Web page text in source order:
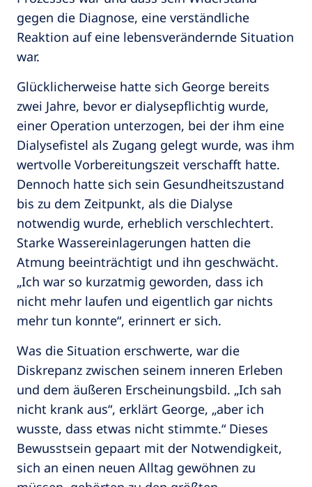
gegen die Diagnose, eine verständliche
Reaktion auf eine lebensverändernde Situation
war.
Glücklicherweise hatte sich George bereits
zwei Jahre, bevor er dialysepflichtig wurde,
einer Operation unterzogen, bei der ihm eine
Dialysefistel als Zugang gelegt wurde, was ihm
wertvolle Vorbereitungszeit verschafft hatte.
Dennoch hatte sich sein Gesundheitszustand
bis zu dem Zeitpunkt, als die Dialyse
notwendig wurde, erheblich verschlechtert.
Starke Wassereinlagerungen hatten die
Atmung beeinträchtigt und ihn geschwächt.
„Ich war so kurzatmig geworden, dass ich
nicht mehr laufen und eigentlich gar nichts
mehr tun konnte“, erinnert er sich.
Was die Situation erschwerte, war die
Diskrepanz zwischen seinem inneren Erleben
und dem äußeren Erscheinungsbild. „Ich sah
nicht krank aus“, erklärt George, „aber ich
wusste, dass etwas nicht stimmte.“ Dieses
Bewusstsein gepaart mit der Notwendigkeit,
sich an einen neuen Alltag gewöhnen zu